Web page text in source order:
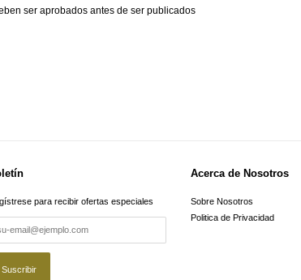
ser aprobados antes de ser publicados
para recibir ofertas especiales
Acerca de Nosotros
Sobre Nosotros
Politica de Privacidad